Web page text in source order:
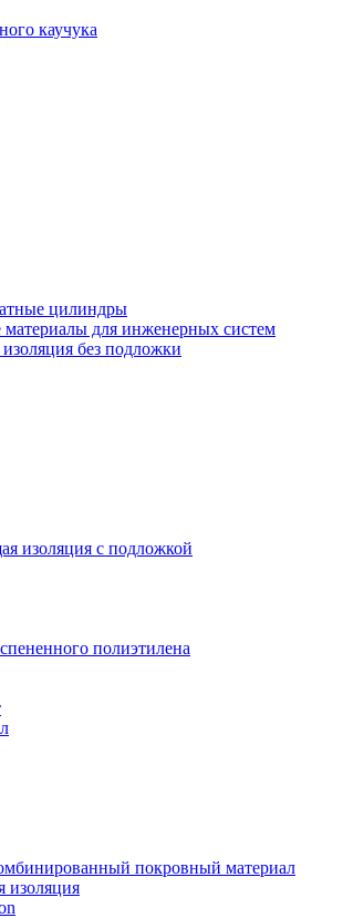
каучука
цилиндры
материалы для инженерных систем
без подложки
изоляция с подложкой
полиэтилена
покровный материал
изоляция